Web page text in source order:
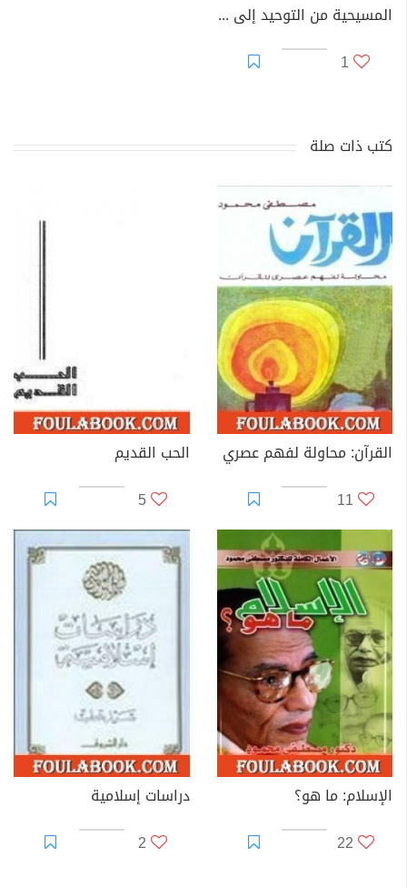
المسيحية من التوحيد إلى التثليث
1
كتب ذات صلة
القرآن: محاولة لفهم عصري
11
الحب القديم
5
الإسلام: ما هو؟
22
دراسات إسلامية
2